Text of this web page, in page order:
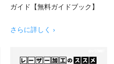
ガイド【無料ガイドブック】
さらに詳しく ›